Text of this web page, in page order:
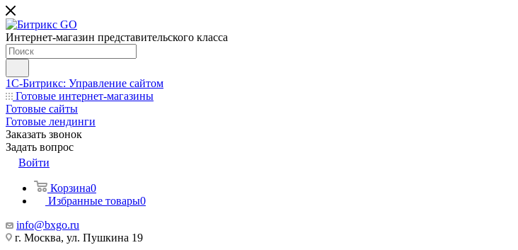
Интернет-магазин представительского класса
1С-Битрикс: Управление сайтом
Готовые интернет-магазины
Готовые сайты
Готовые лендинги
Заказать звонок
Задать вопрос
Войти
Корзина0
Избранные товары0
info@bxgo.ru
г. Москва, ул. Пушкина 19